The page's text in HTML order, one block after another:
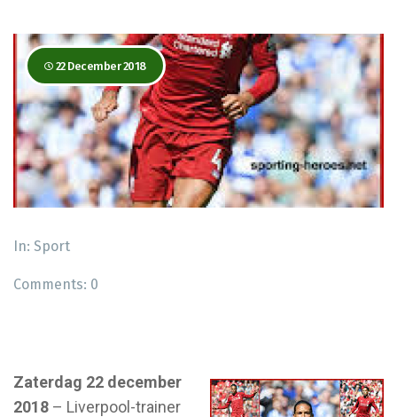
22 December 2018
In: Sport
Comments: 0
Zaterdag 22 december
2018 – Liverpool-trainer